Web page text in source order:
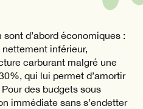
d’abord économiques :
inférieur,
carburant malgré une
qui lui permet d’amortir
des budgets sous
immédiate sans s’endetter